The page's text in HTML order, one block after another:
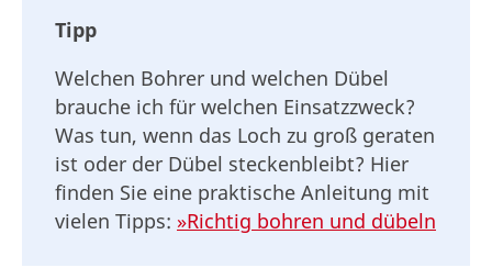
Tipp
Welchen Bohrer und welchen Dübel
brauche ich für welchen Einsatzzweck?
Was tun, wenn das Loch zu groß geraten
ist oder der Dübel steckenbleibt? Hier
finden Sie eine praktische Anleitung mit
vielen Tipps: »Richtig bohren und dübeln